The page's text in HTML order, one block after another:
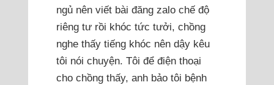
ngủ nên viết bài đăng zalo chế độ
riêng tư rồi khóc tức tưởi, chồng
nghe thấy tiếng khóc nên dậy kêu
tôi nói chuyện. Tôi để điện thoại
cho chồng thấy, anh bảo tôi bệnh